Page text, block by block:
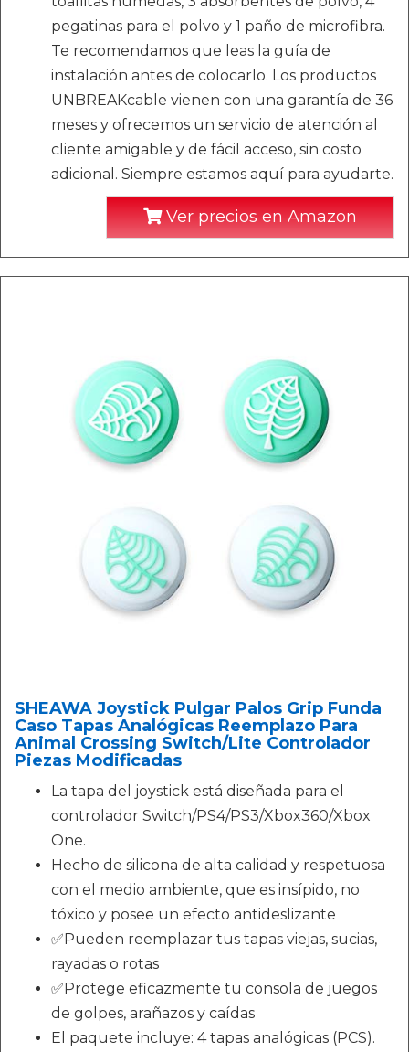
pegatinas para el polvo y 1 paño de microfibra.
Te recomendamos que leas la guía de
instalación antes de colocarlo. Los productos
UNBREAKcable vienen con una garantía de 36
meses y ofrecemos un servicio de atención al
cliente amigable y de fácil acceso, sin costo
adicional. Siempre estamos aquí para ayudarte.
Ver precios en Amazon
SHEAWA Joystick Pulgar Palos Grip Funda
Caso Tapas Analógicas Reemplazo Para
Animal Crossing Switch/Lite Controlador
Piezas Modificadas
La tapa del joystick está diseñada para el
controlador Switch/PS4/PS3/Xbox360/Xbox
One.
Hecho de silicona de alta calidad y respetuosa
con el medio ambiente, que es insípido, no
tóxico y posee un efecto antideslizante
✅Pueden reemplazar tus tapas viejas, sucias,
rayadas o rotas
✅Protege eficazmente tu consola de juegos
de golpes, arañazos y caídas
El paquete incluye: 4 tapas analógicas (PCS).